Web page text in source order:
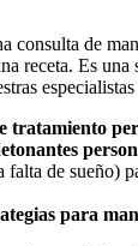
consulta de
receta. Es
tratamiento
falta de sueño)
para